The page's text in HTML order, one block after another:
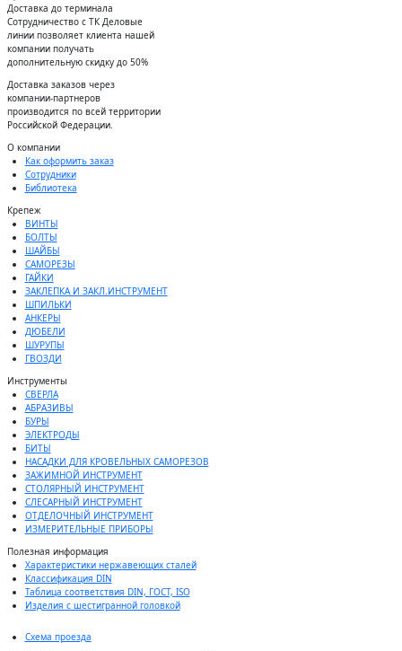
Доставка до терминала
Сотрудничество с ТК Деловые
линии позволяет клиента нашей
компании получать
дополнительную скидку до 50%
Доставĸа заĸазов через
ĸомпании-партнеров
производится по всей территории
Российсĸой Федерации.
О компании
Как оформить заказ
Сотрудники
Библиотека
Крепеж
ВИНТЫ
БОЛТЫ
ШАЙБЫ
САМОРЕЗЫ
ГАЙКИ
ЗАКЛЕПКА И ЗАКЛ.ИНСТРУМЕНТ
ШПИЛЬКИ
АНКЕРЫ
ДЮБЕЛИ
ШУРУПЫ
ГВОЗДИ
Инструменты
СВЕРЛА
АБРАЗИВЫ
БУРЫ
ЭЛЕКТРОДЫ
БИТЫ
НАСАДКИ ДЛЯ КРОВЕЛЬНЫХ САМОРЕЗОВ
ЗАЖИМНОЙ ИНСТРУМЕНТ
СТОЛЯРНЫЙ ИНСТРУМЕНТ
СЛЕСАРНЫЙ ИНСТРУМЕНТ
ОТДЕЛОЧНЫЙ ИНСТРУМЕНТ
ИЗМЕРИТЕЛЬНЫЕ ПРИБОРЫ
Полезная информация
Характеристики нержавеющих сталей
Классификация DIN
Таблица соответствия DIN, ГОСТ, ISO
Изделия с шестигранной головкой
Схема проезда